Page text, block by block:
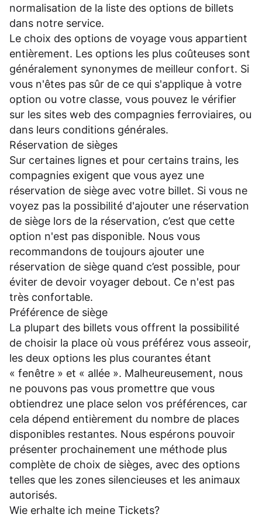
normalisation de la liste des options de billets
dans notre service.
Le choix des options de voyage vous appartient
entièrement. Les options les plus coûteuses sont
généralement synonymes de meilleur confort. Si
vous n'êtes pas sûr de ce qui s'applique à votre
option ou votre classe, vous pouvez le vérifier
sur les sites web des compagnies ferroviaires, ou
dans leurs conditions générales.
Réservation de sièges
Sur certaines lignes et pour certains trains, les
compagnies exigent que vous ayez une
réservation de siège avec votre billet. Si vous ne
voyez pas la possibilité d'ajouter une réservation
de siège lors de la réservation, c’est que cette
option n'est pas disponible. Nous vous
recommandons de toujours ajouter une
réservation de siège quand c’est possible, pour
éviter de devoir voyager debout. Ce n'est pas
très confortable.
Préférence de siège
La plupart des billets vous offrent la possibilité
de choisir la place où vous préférez vous asseoir,
les deux options les plus courantes étant
« fenêtre » et « allée ». Malheureusement, nous
ne pouvons pas vous promettre que vous
obtiendrez une place selon vos préférences, car
cela dépend entièrement du nombre de places
disponibles restantes. Nous espérons pouvoir
présenter prochainement une méthode plus
complète de choix de sièges, avec des options
telles que les zones silencieuses et les animaux
autorisés.
Wie erhalte ich meine Tickets?